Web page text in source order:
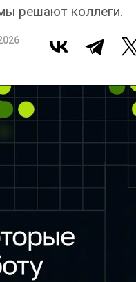
решают коллеги.